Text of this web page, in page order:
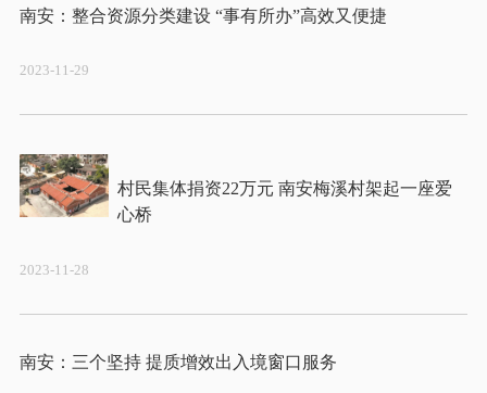
2023-11-29
村民集体捐资22万元 南安梅溪村架起一座爱
2023-11-28